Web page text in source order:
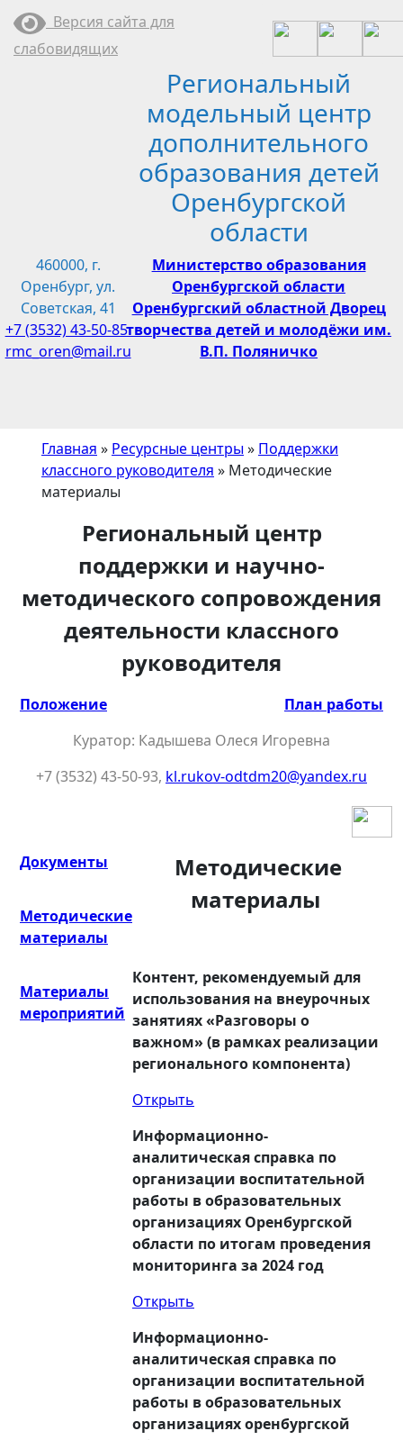
Перейти
содержимому
Версия сайта для
слабовидящих
Региональный
модельный центр
дополнительного
образования детей
Оренбургской
области
460000, г.
Оренбург, ул.
Советская, 41
+7 (3532) 43-50-85
rmc_oren@mail.ru
Министерство образования
Оренбургской области
Оренбургский областной Дворец
творчества детей и молодёжи им.
В.П. Поляничко
Главная » Ресурсные центры» Поддержки
классного руководителя » Методические
материалы
Региональный центр
поддержки и научно-
методического сопровождения
деятельности классного
руководителя
Положение
План работы
Куратор: Кадышева Олеся Игоревна
+7 (3532) 43-50-93, kl.rukov-odtdm20@yandex.ru
Документы
Методические
материалы
Материалы
мероприятий
Методические
материалы
Контент, рекомендуемый для
использования на внеурочных
занятиях «Разговоры о
важном» (в рамках реализации
регионального компонента)
Открыть
Информационно-
аналитическая справка по
организации воспитательной
работы в образовательных
организациях Оренбургской
области по итогам проведения
мониторинга за 2024 год
Открыть
Информационно-
аналитическая справка по
организации воспитательной
работы в образовательных
организациях оренбургской